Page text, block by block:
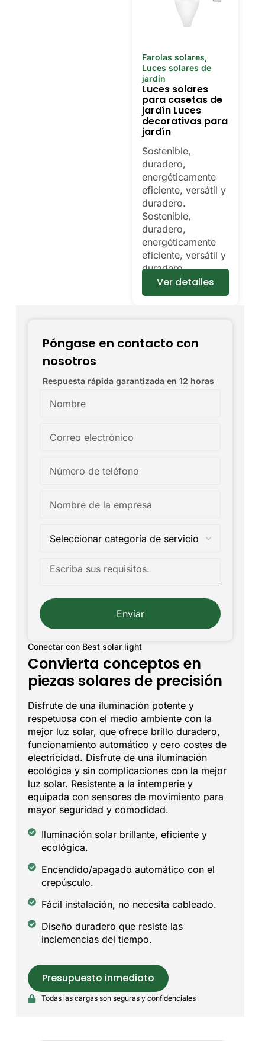
Farolas solares,
Luces solares de
jardín
Luces solares
para casetas de
jardín Luces
decorativas para
jardín
Sostenible,
duradero,
energéticamente
eficiente, versátil y
duradero.
Sostenible,
duradero,
energéticamente
eficiente, versátil y
duradero.
Ver detalles
Conectar con Best solar light
Convierta conceptos en
piezas solares de precisión
Disfrute de una iluminación potente y
respetuosa con el medio ambiente con la
mejor luz solar, que ofrece brillo duradero,
funcionamiento automático y cero costes de
electricidad. Disfrute de una iluminación
ecológica y sin complicaciones con la mejor
luz solar. Resistente a la intemperie y
equipada con sensores de movimiento para
mayor seguridad y comodidad.
Iluminación solar brillante, eficiente y
ecológica.
Encendido/apagado automático con el
crepúsculo.
Fácil instalación, no necesita cableado.
Diseño duradero que resiste las
inclemencias del tiempo.
Presupuesto inmediato
Todas las cargas son seguras y confidenciales
Póngase en contacto con
nosotros
Respuesta rápida garantizada en 12 horas
Enviar